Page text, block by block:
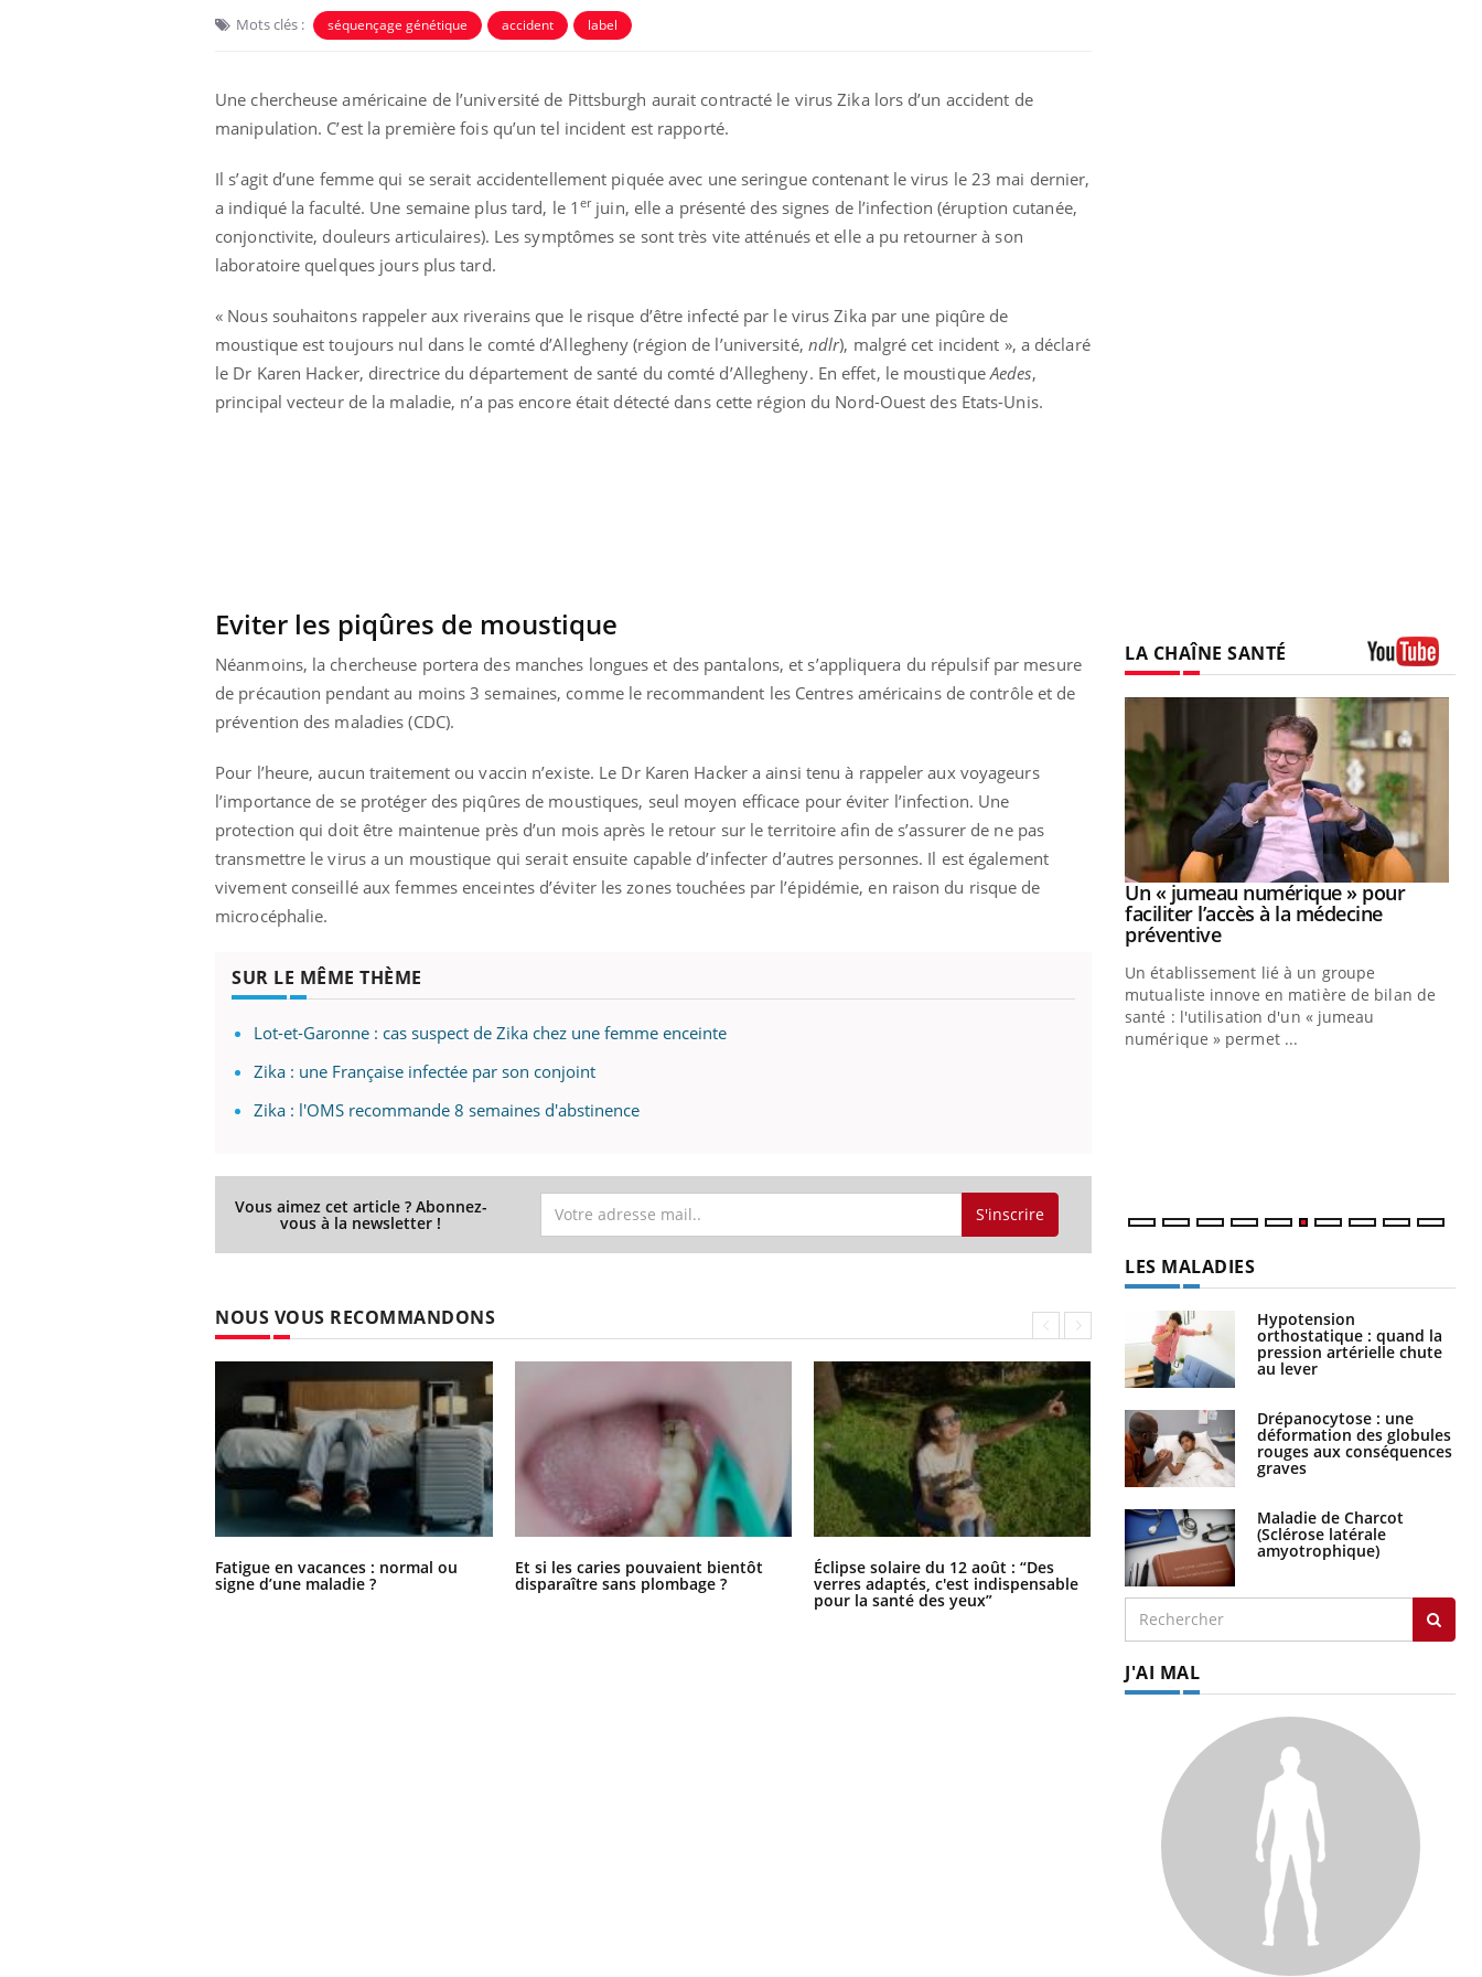
Mots clés : séquençage génétique accident label
Une chercheuse américaine de l’université de Pittsburgh aurait contracté le virus Zika lors d’un accident de
manipulation. C’est la première fois qu’un tel incident est rapporté.
Il s’agit d’une femme qui se serait accidentellement piquée avec une seringue contenant le virus le 23 mai dernier,
a indiqué la faculté. Une semaine plus tard, le 1 erjuin, elle a présenté des signes de l’infection (éruption cutanée,
conjonctivite, douleurs articulaires). Les symptômes se sont très vite atténués et elle a pu retourner à son
laboratoire quelques jours plus tard.
« Nous souhaitons rappeler aux riverains que le risque d’être infecté par le virus Zika par une piqûre de
moustique est toujours nul dans le comté d’Allegheny (région de l’université, ndlr), malgré cet incident », a déclaré
le Dr Karen Hacker, directrice du département de santé du comté d’Allegheny. En effet, le moustique Aedes,
principal vecteur de la maladie, n’a pas encore était détecté dans cette région du Nord-Ouest des Etats-Unis.
Eviter les piqûres de moustique
Néanmoins, la chercheuse portera des manches longues et des pantalons, et s’appliquera du répulsif par mesure
de précaution pendant au moins 3 semaines, comme le recommandent les Centres américains de contrôle et de
prévention des maladies (CDC).
Pour l’heure, aucun traitement ou vaccin n’existe. Le Dr Karen Hacker a ainsi tenu à rappeler aux voyageurs
l’importance de se protéger des piqûres de moustiques, seul moyen efficace pour éviter l’infection. Une
protection qui doit être maintenue près d’un mois après le retour sur le territoire afin de s’assurer de ne pas
transmettre le virus a un moustique qui serait ensuite capable d’infecter d’autres personnes. Il est également
vivement conseillé aux femmes enceintes d’éviter les zones touchées par l’épidémie, en raison du risque de
microcéphalie.
SUR LE MÊME THÈME
Lot-et-Garonne : cas suspect de Zika chez une femme enceinte
Zika : une Française infectée par son conjoint
Zika : l'OMS recommande 8 semaines d'abstinence
Vous aimez cet article ? Abonnez-
vous à la newsletter ! S'inscrire
NOUS VOUS RECOMMANDONS
Fatigue en vacances : normal ou
signe d’une maladie ?
Et si les caries pouvaient bientôt
disparaître sans plombage ?
Éclipse solaire du 12 août : “Des
verres adaptés, c'est indispensable
pour la santé des yeux”
Les troubles du sommeil modifient
votre cerveau !
LA CHAÎNE SANTÉ
Insuline & Charge mentale : et si on
osait en parler??Youtube
reste entourée d'idées reçues chez les
patients comme parfois chez les soignants.
Youtube
Eczéma Chronique des Mains : se
soleil, activités en plein air… Nos mains
Youtube
Diabète & Ramadan 2026 Youtube
défis, mais ...
Youtube
Un « jumeau numérique » pour
faciliter l’accès à la médecine
préventiveYoutube
Un établissement lié à un groupe
mutualiste innove en matière de bilan de
santé : l'utilisation d'un « jumeau
numérique » permet ...
LES MALADIES
Hypotension
orthostatique : quand la
pression artérielle chute
au lever
Drépanocytose : une
déformation des globules
rouges aux conséquences
graves
Maladie de Charcot
(Sclérose latérale
amyotrophique)
J'AI MAL